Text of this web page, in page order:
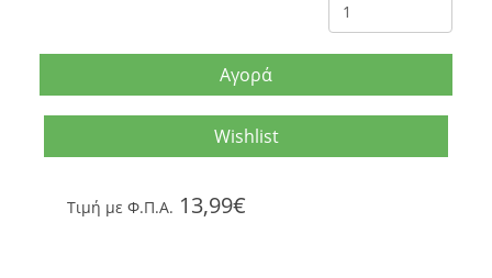
Αγορά
Wishlist
Tιμή με Φ.Π.Α. 13,99€